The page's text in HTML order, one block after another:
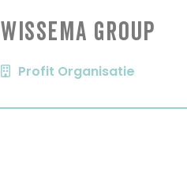
Wissema Group
Profit Organisatie